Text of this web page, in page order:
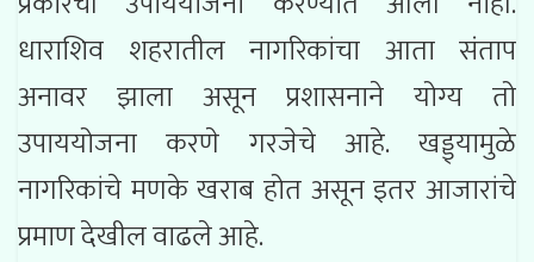
धाराशिव शहरातील नागरिकांचा आता संताप
अनावर झाला असून प्रशासनाने योग्य तो
उपाययोजना करणे गरजेचे आहे. खड्ड्यामुळे
नागरिकांचे मणके खराब होत असून इतर आजारांचे
प्रमाण देखील वाढले आहे.